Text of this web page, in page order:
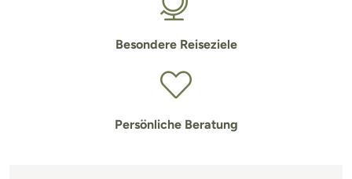
Besondere Reiseziele
Persönliche Beratung